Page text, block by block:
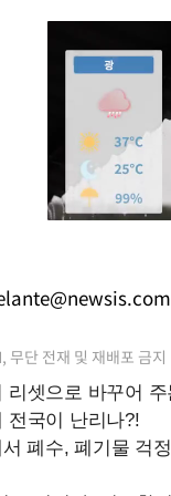
단 전재 및 재배포 금지